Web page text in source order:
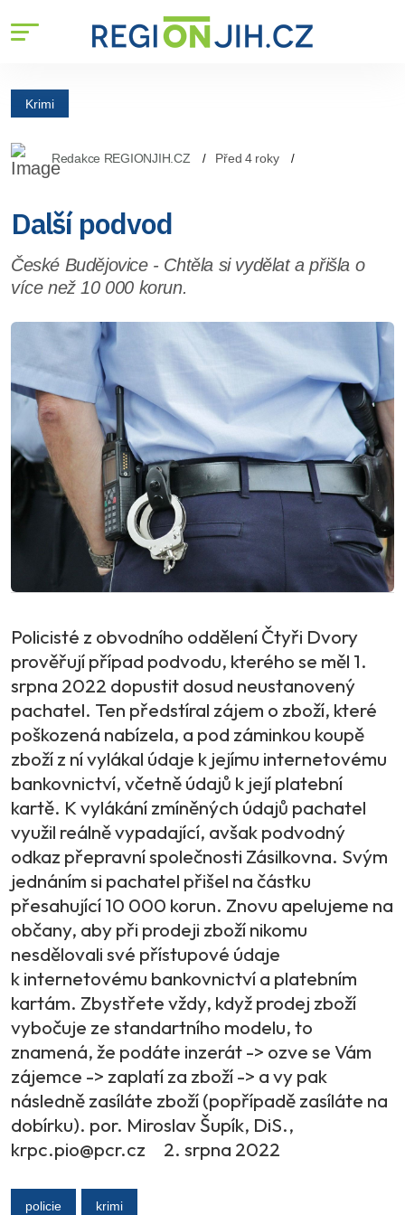
Krimi
Redakce REGIONJIH.CZ Před 4 roky
Další podvod
České Budějovice - Chtěla si vydělat a přišla o
více než 10 000 korun.
Policisté z obvodního oddělení Čtyři Dvory
prověřují případ podvodu, kterého se měl 1.
srpna 2022 dopustit dosud neustanovený
pachatel. Ten předstíral zájem o zboží, které
poškozená nabízela, a pod záminkou koupě
zboží z ní vylákal údaje k jejímu internetovému
bankovnictví, včetně údajů k její platební
kartě. K vylákání zmíněných údajů pachatel
využil reálně vypadající, avšak podvodný
odkaz přepravní společnosti Zásilkovna. Svým
jednáním si pachatel přišel na částku
přesahující 10 000 korun. Znovu apelujeme na
občany, aby při prodeji zboží nikomu
nesdělovali své přístupové údaje
k internetovému bankovnictví a platebním
kartám. Zbystřete vždy, když prodej zboží
vybočuje ze standartního modelu, to
znamená, že podáte inzerát -> ozve se Vám
zájemce -> zaplatí za zboží -> a vy pak
následně zasíláte zboží (popřípadě zasíláte na
dobírku). por. Miroslav Šupík, DiS.,
krpc.pio@pcr.cz 2. srpna 2022
policie krimi